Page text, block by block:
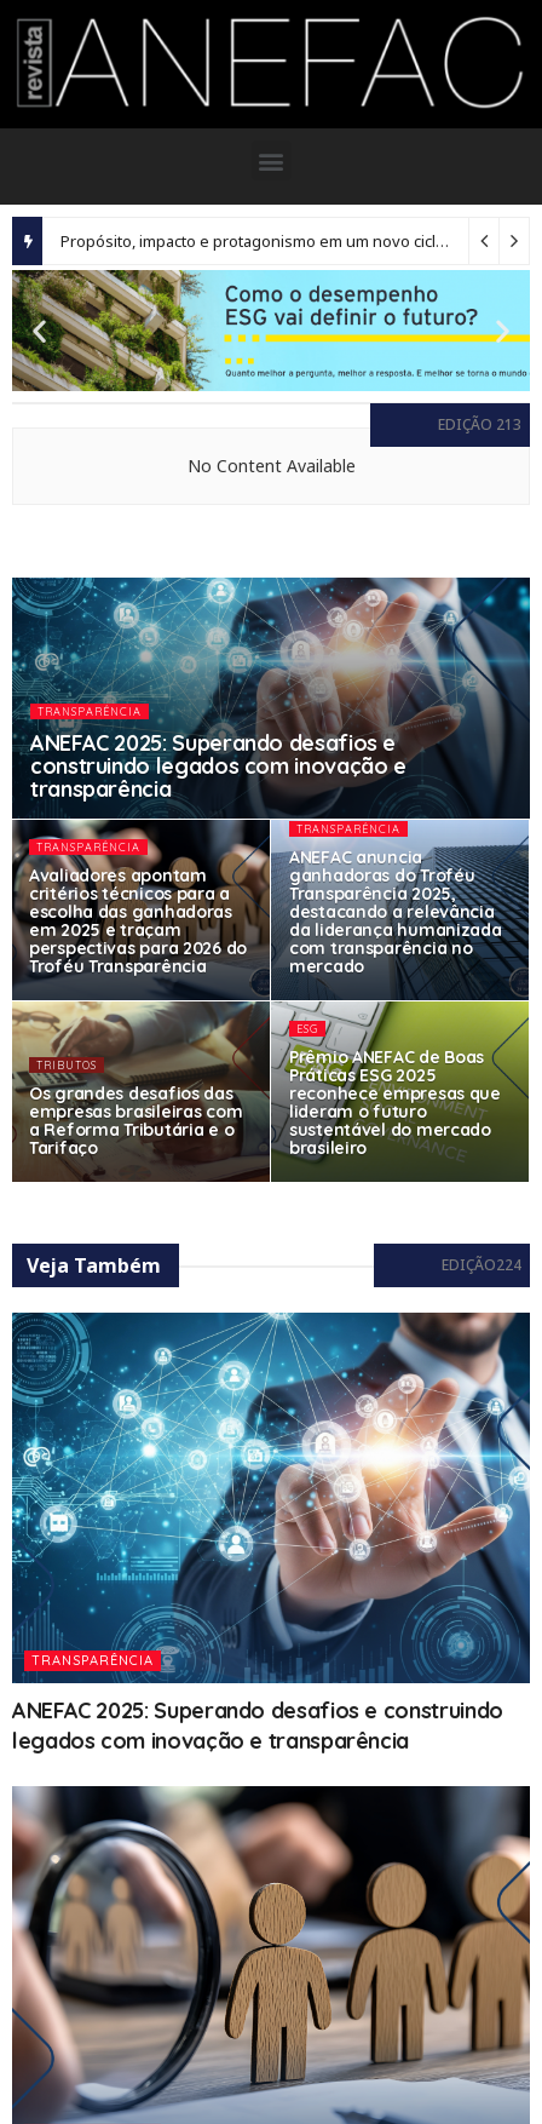
Propósito, impacto e protagonismo em um novo ciclo para os executivos brasileiros
EDIÇÃO 213
No Content Available
TRANSPARÊNCIA
ANEFAC 2025: Superando desafios e
construindo legados com inovação e
transparência
TRANSPARÊNCIA
Avaliadores apontam
critérios técnicos para a
escolha das ganhadoras
em 2025 e traçam
perspectivas para 2026 do
Troféu Transparência
TRANSPARÊNCIA
ANEFAC anuncia
ganhadoras do Troféu
Transparência 2025,
destacando a relevância
da liderança humanizada
com transparência no
mercado
TRIBUTOS
Os grandes desafios das
empresas brasileiras com
a Reforma Tributária e o
Tarifaço
ESG
Prêmio ANEFAC de Boas
Práticas ESG 2025
reconhece empresas que
lideram o futuro
sustentável do mercado
brasileiro
Veja Também EDIÇÃO224
TRANSPARÊNCIA
ANEFAC 2025: Superando desafios e construindo
legados com inovação e transparência